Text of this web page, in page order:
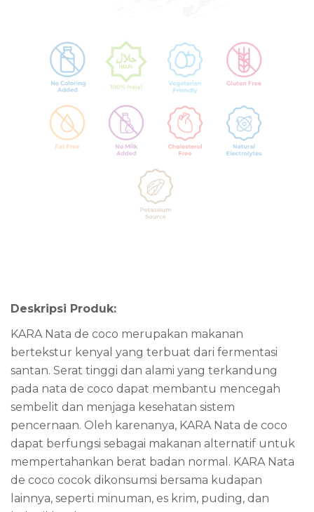
Deskripsi Produk:
KARA Nata de coco merupakan makanan
bertekstur kenyal yang terbuat dari fermentasi
santan. Serat tinggi dan alami yang terkandung
pada nata de coco dapat membantu mencegah
sembelit dan menjaga kesehatan sistem
pencernaan. Oleh karenanya, KARA Nata de coco
dapat berfungsi sebagai makanan alternatif untuk
mempertahankan berat badan normal. KARA Nata
de coco cocok dikonsumsi bersama kudapan
lainnya, seperti minuman, es krim, puding, dan